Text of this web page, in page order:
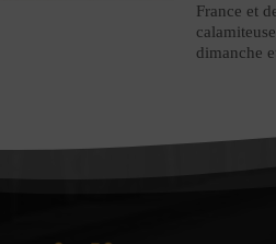
France et
dimanche